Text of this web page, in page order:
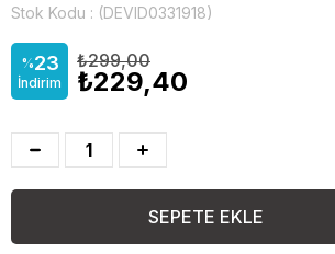
Stok Kodu (DEVID0331918)
%23
İndirim
₺299,00
₺229,40